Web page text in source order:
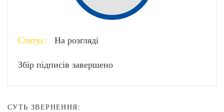
Статус: На розгляді
Збір підписів завершено
СУТЬ ЗВЕРНЕННЯ: